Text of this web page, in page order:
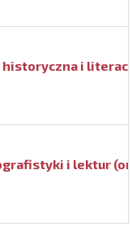
i
i lektur